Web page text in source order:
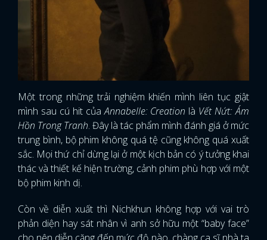
Một trong những trải nghiệm khiến mình liên tục giật
mình sau cú hit củaAnnabelle: Creation là Vết Nứt: Ám
Hồn Trong Tranh. Đây là tác phẩm mình đánh giá ở mức
trung bình, bộ phim không quá tệ cũng không quá xuất
sắc. Mọi thứ chỉ dừng lại ở một kịch bản có ý tưởng khai
thác và thiết kế hiện trường, cảnh phim phù hợp với một
bộ phim kinh dị.
Còn về diễn xuất thì Nichkhun không hợp với vai trò
phản diện hay sát nhân vì anh sở hữu một “baby face”